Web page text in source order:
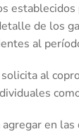
de los
al
al
agregar en